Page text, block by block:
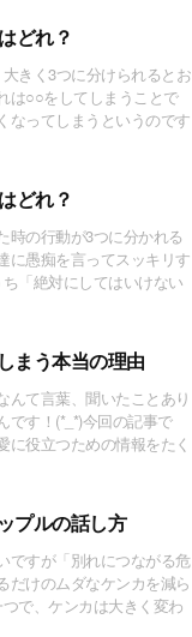
どれ？
きく3つに分けられるとお
は○○をしてしまうことで
なってしまうというのです
どれ？
の行動が3つに分かれる
に愚痴を言ってスッキリす
「絶対にしてはいけない
まう本当の理由
んて言葉、聞いたことあり
です！(*_*)今回の記事で
役立つための情報をたく
プルの話し方
ですが「別れにつながる危
だけのムダなケンカを減ら
で、ケンカは大きく変わ